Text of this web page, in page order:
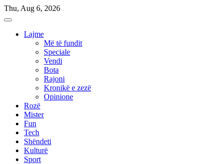
Skip
to
Thu, Aug 6, 2026
Lajme
Më të fundit
Speciale
Vendi
Bota
Rajoni
Kronikë e zezë
Opinione
Rozë
Mister
Fun
Tech
Shëndeti
Kulturë
Sport